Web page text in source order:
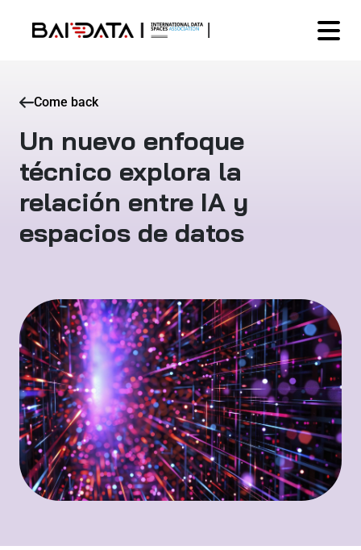
Come back
Un nuevo enfoque
técnico explora la
relación entre IA y
espacios de datos